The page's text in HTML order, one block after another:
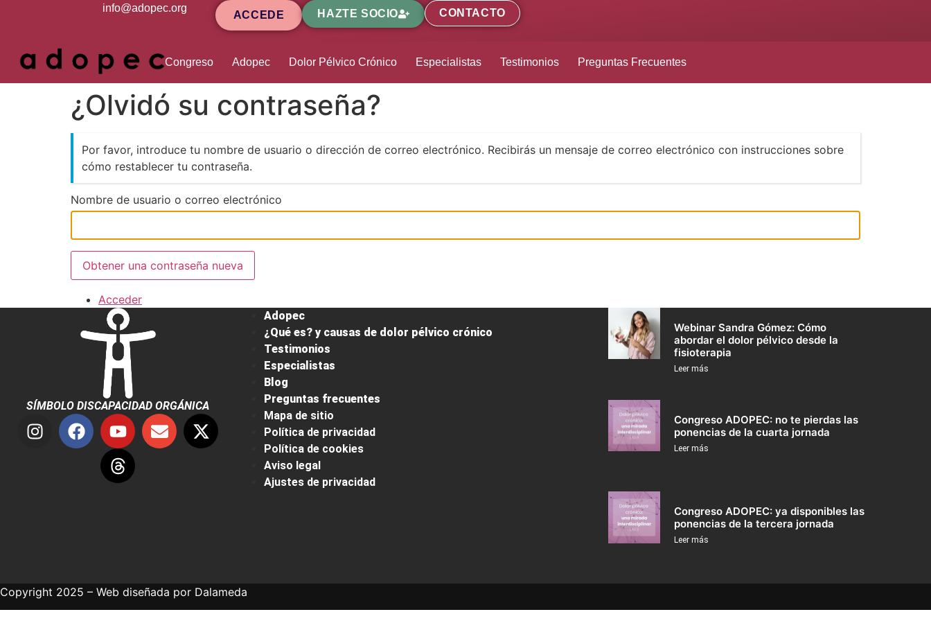
info@adopec.org
ACCEDE HAZTE SOCIO CONTACTO
Congreso Adopec Dolor Pélvico Crónico Especialistas Testimonios Preguntas Frecuentes
¿Olvidó su contraseña?
Por favor, introduce tu nombre de usuario o dirección de correo electrónico. Recibirás un mensaje de correo electrónico con instrucciones sobre
cómo restablecer tu contraseña.
Nombre de usuario o correo electrónico
Obtener una contraseña nueva
Acceder
SÍMBOLO DISCAPACIDAD ORGÁNICA
Adopec
¿Qué es? y causas de dolor pélvico crónico
Testimonios
Especialistas
Blog
Preguntas frecuentes
Mapa de sitio
Política de privacidad
Política de cookies
Aviso legal
Ajustes de privacidad
Webinar Sandra Gómez: Cómo
abordar el dolor pélvico desde la
fisioterapia
Leer más
Congreso ADOPEC: no te pierdas las
ponencias de la cuarta jornada
Leer más
Congreso ADOPEC: ya disponibles las
ponencias de la tercera jornada
Leer más
Copyright 2025 – Web diseñada por Dalameda